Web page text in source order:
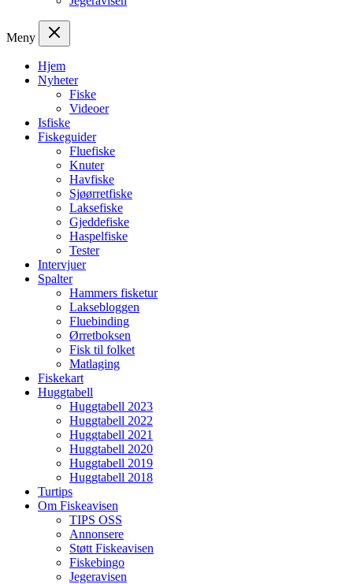
Meny
Hjem
Nyheter
Fiske
Videoer
Isfiske
Fiskeguider
Fluefiske
Knuter
Havfiske
Sjøørretfiske
Laksefiske
Gjeddefiske
Haspelfiske
Tester
Intervjuer
Spalter
Hammers fisketur
Laksebloggen
Fluebinding
Ørretboksen
Fisk til folket
Matlaging
Fiskekart
Huggtabell
Huggtabell 2023
Huggtabell 2022
Huggtabell 2021
Huggtabell 2020
Huggtabell 2019
Huggtabell 2018
Turtips
Om Fiskeavisen
TIPS OSS
Annonsere
Støtt Fiskeavisen
Fiskebingo
Jegeravisen